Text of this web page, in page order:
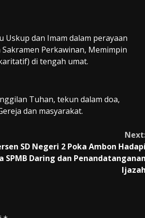
dan Imam dalam perayaan
Perkawinan, Memimpin
di tengah umat.
Tuhan, tekun dalam doa,
dan masyarakat.
SD Negeri 2 Poka Ambon Hadapi
SPMB Daring dan Penandatanganan
Ijazah